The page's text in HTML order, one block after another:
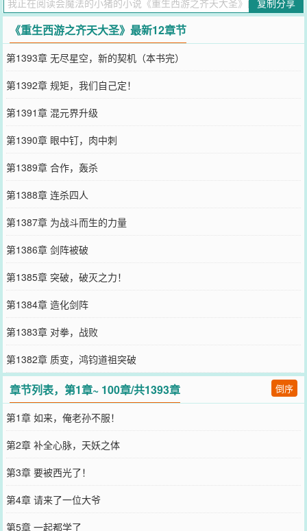
和微博微信里的朋友推荐哦！
复制分享
《重生西游之齐天大圣》最新12章节
第1393章 无尽星空，新的契机（本书完）
第1392章 规矩，我们自己定！
第1391章 混元界升级
第1390章 眼中钉，肉中刺
第1389章 合作，轰杀
第1388章 连杀四人
第1387章 为战斗而生的力量
第1386章 剑阵被破
第1385章 突破，破灭之力！
第1384章 造化剑阵
第1383章 对拳，战败
第1382章 质变，鸿钧道祖突破
章节列表，第1章~ 100章/共1393章 倒序
第1章 如来，俺老孙不服！
第2章 补全心脉，天妖之体
第3章 要被西光了！
第4章 请来了一位大爷
第5章 一起都学了